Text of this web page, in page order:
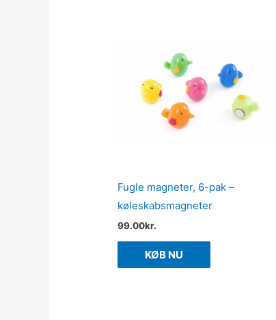
Fugle magneter, 6-pak –
køleskabsmagneter
99.00kr.
KØB NU